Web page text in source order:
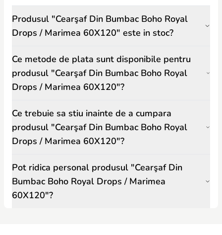
Produsul "Cearşaf Din Bumbac Boho Royal
Drops / Marimea 60X120" este in stoc?
Ce metode de plata sunt disponibile pentru
produsul "Cearşaf Din Bumbac Boho Royal
Drops / Marimea 60X120"?
Ce trebuie sa stiu inainte de a cumpara
produsul "Cearşaf Din Bumbac Boho Royal
Drops / Marimea 60X120"?
Pot ridica personal produsul "Cearşaf Din
Bumbac Boho Royal Drops / Marimea
60X120"?